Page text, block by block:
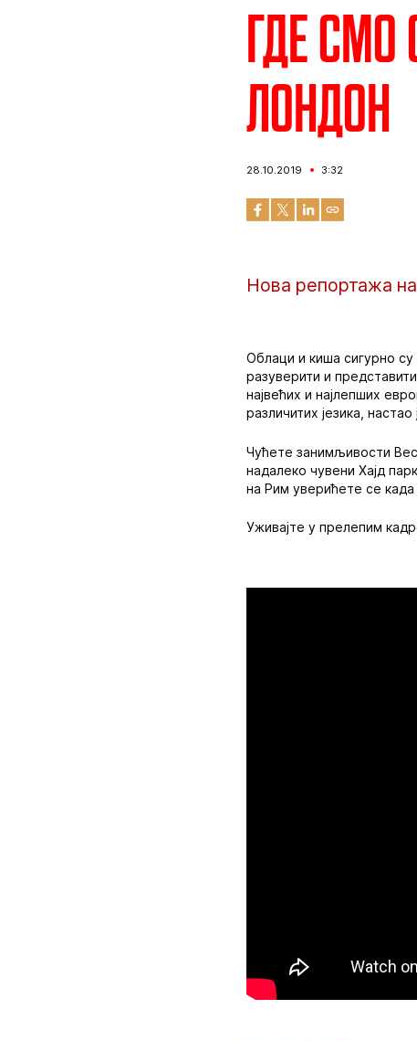
Где
Лондон
28.10.2019 3:32
Нова репортажа
Облаци и киша сигурно
разуверити и
највећих и најлепших
различитих језика,
Чућете занимљивости
надалеко чувени Хајд
на Рим уверићете се
Уживајте у прелепим